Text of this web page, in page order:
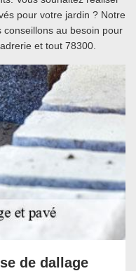
pour votre jardin ? Notre
au besoin pour
et tout 78300.
de dallage